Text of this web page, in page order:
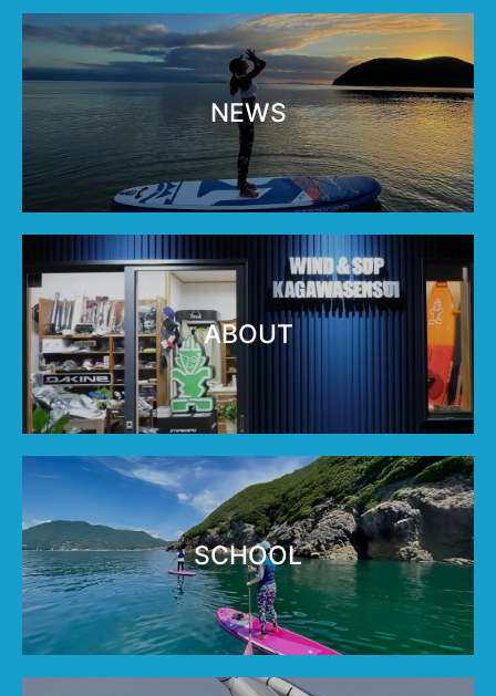
NEWS
ABOUT
SCHOOL